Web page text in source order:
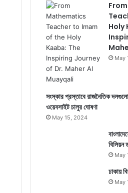
Holy
May
সংস্কার প্রস্তাবে রাজনৈতিক
ওয়েবসাইট চালুর ঘোষণা
May 15, 2024
বিলিয়ন
May
ঢাকায়
May